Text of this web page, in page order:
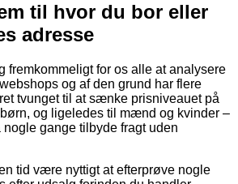
til hvor du bor eller
adresse
fremkommeligt for os alle at analysere
og af den grund har flere
tvunget til at sænke prisniveauet på
og ligeledes til mænd og kvinder –
gange tilbyde fragt uden
tid være nyttigt at efterprøve nogle